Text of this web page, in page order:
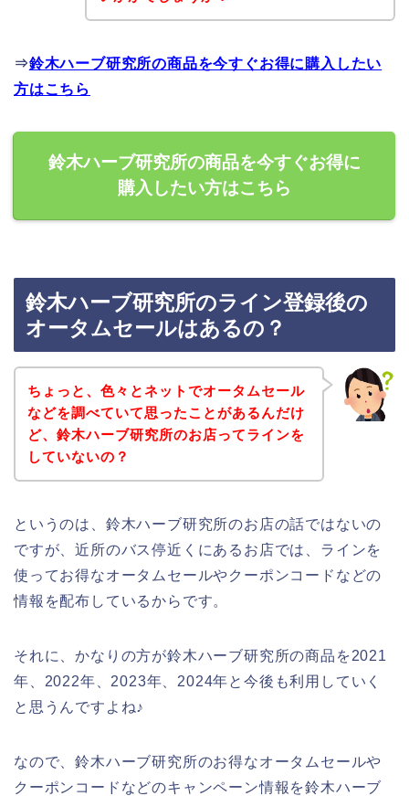
⇒鈴木ハーブ研究所の商品を今すぐお得に購入したい
方はこちら
鈴木ハーブ研究所の商品を今すぐお得に
購入したい方はこちら
鈴木ハーブ研究所のライン登録後の
オータムセールはあるの？
ちょっと、色々とネットでオータムセール
などを調べていて思ったことがあるんだけ
ど、鈴木ハーブ研究所のお店ってラインを
していないの？
というのは、鈴木ハーブ研究所のお店の話ではないの
ですが、近所のバス停近くにあるお店では、ラインを
使ってお得なオータムセールやクーポンコードなどの
情報を配布しているからです。
それに、かなりの方が鈴木ハーブ研究所の商品を2021
年、2022年、2023年、2024年と今後も利用していく
と思うんですよね♪
なので、鈴木ハーブ研究所のお得なオータムセールや
クーポンコードなどのキャンペーン情報を鈴木ハーブ